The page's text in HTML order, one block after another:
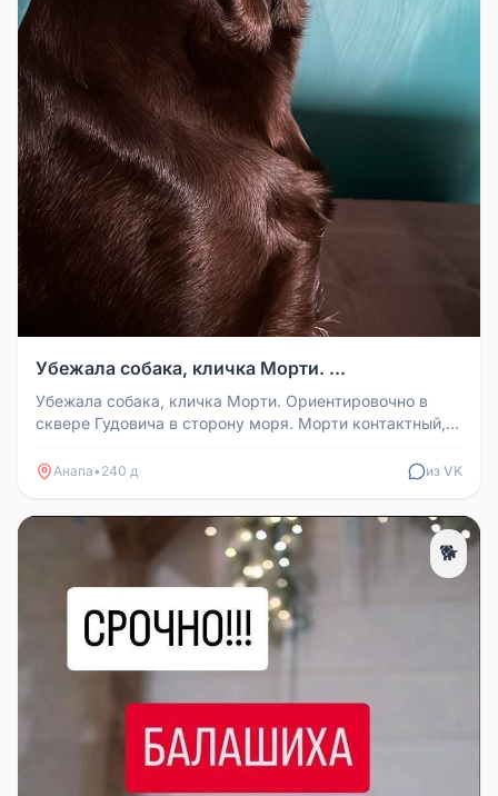
Убежала собака, кличка Морти. ...
Убежала собака, кличка Морти. Ориентировочно в
сквере Гудовича в сторону моря. Морти контактный,
Анапа• 240 д из VK
🐕